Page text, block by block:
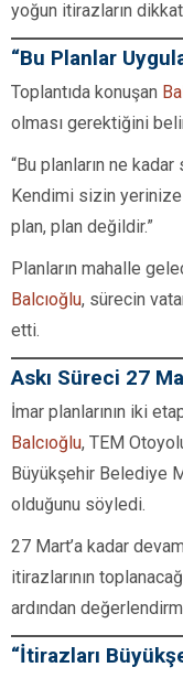
yoğun itirazların
“Bu Planlar
Toplantıda konuşan
olması gerektiğini
“Bu planların ne kadar
Kendimi sizin
plan, plan değildir.”
Planların mahalle
Balcıoğlu, sürecin
etti.
Askı Süreci 27
İmar planlarının iki
Balcıoğlu, TEM
Büyükşehir Belediye
olduğunu söyledi.
27 Mart’a kadar
itirazlarının
ardından
“İtirazları